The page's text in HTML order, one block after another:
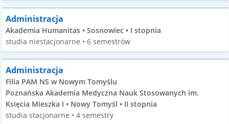
Administracja
Akademia Humanitas • Sosnowiec • I stopnia
studia niestacjonarne • 6 semestrów
Administracja
Filia PAM NS w Nowym Tomyślu
Poznańska Akademia Medyczna Nauk Stosowanych im.
Księcia Mieszka I • Nowy Tomyśl • II stopnia
studia stacjonarne • 4 semestry